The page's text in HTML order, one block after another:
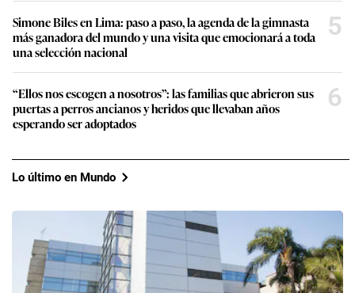
Simone Biles en Lima: paso a paso, la agenda de la gimnasta
más ganadora del mundo y una visita que emocionará a toda
una selección nacional
5
“Ellos nos escogen a nosotros”: las familias que abrieron sus
puertas a perros ancianos y heridos que llevaban años
esperando ser adoptados
6
Lo último en Mundo